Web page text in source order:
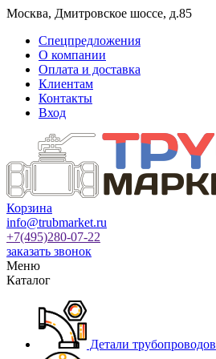
Москва, Дмитровское шоссе, д.85
Спецпредложения
О компании
Оплата и доставка
Клиентам
Контакты
Вход
Корзина
info@trubmarket.ru
+7(495)280-07-22
заказать звонок
Меню
Каталог
Детали трубопроводов